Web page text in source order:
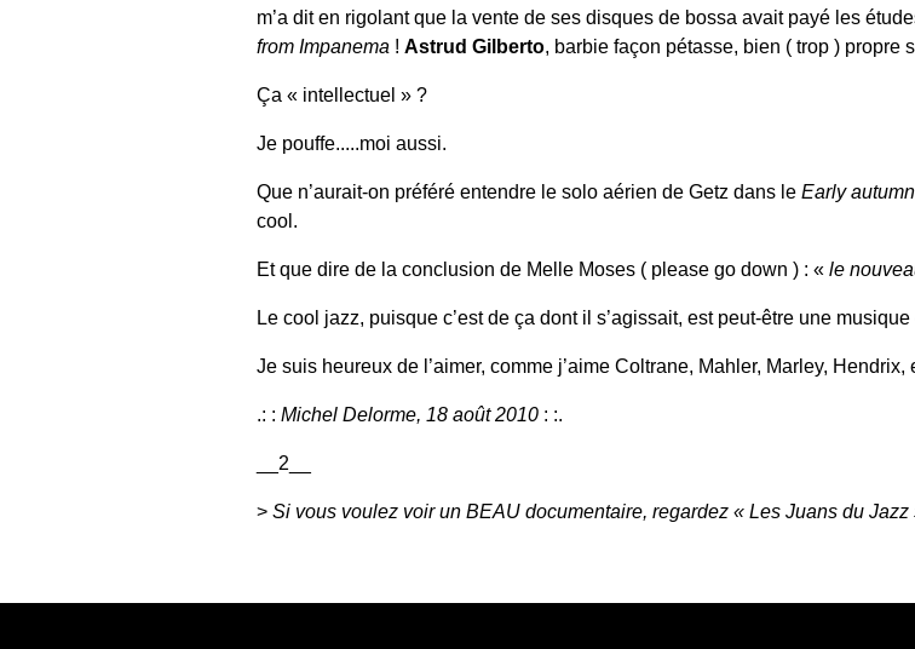
m’a dit en rigolant que la vente de ses disques de bossa avait payé les
from Impanema ! Astrud Gilberto, barbie façon pétasse, bien ( trop ) propre
Ça « intellectuel » ?
Je pouffe.....moi aussi.
Que n’aurait-on préféré entendre le solo aérien de Getz dans le Early autumn
cool.
Et que dire de la conclusion de Melle Moses ( please go down ) : « le
Le cool jazz, puisque c’est de ça dont il s’agissait, est peut-être une
Je suis heureux de l’aimer, comme j’aime Coltrane, Mahler, Marley,
.: : Michel Delorme, 18 août 2010 : :.
__2__
> Si vous voulez voir un BEAU documentaire, regardez « Les Juans du